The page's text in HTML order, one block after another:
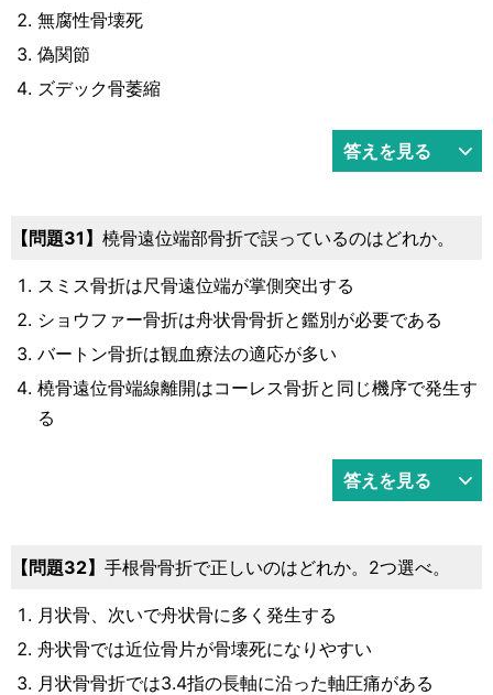
無腐性骨壊死
偽関節
ズデック骨萎縮
答えを見る
問題31 橈骨遠位端部骨折で誤っているのはどれか。
スミス骨折は尺骨遠位端が掌側突出する
ショウファー骨折は舟状骨骨折と鑑別が必要である
バートン骨折は観血療法の適応が多い
橈骨遠位骨端線離開はコーレス骨折と同じ機序で発生す
る
答えを見る
問題32 手根骨骨折で正しいのはどれか。2つ選べ。
月状骨、次いで舟状骨に多く発生する
舟状骨では近位骨片が骨壊死になりやすい
月状骨骨折では3.4指の長軸に沿った軸圧痛がある